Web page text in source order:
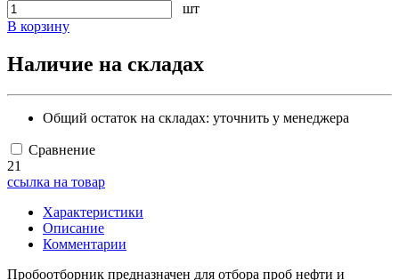
шт
В корзину
Наличие на складах
Общий остаток на складах: уточнить у менеджера
Сравнение
21
ссылка на товар
Характеристики
Описание
Комментарии
Пробоотборник предназначен для отбора проб нефти и